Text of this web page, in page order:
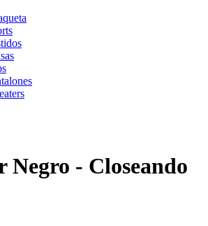
Negro - Closeando